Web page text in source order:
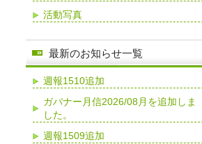
活動写真
最新のお知らせ一覧
週報1510追加
ガバナー月信2026/08月を追加しま
した。
週報1509追加